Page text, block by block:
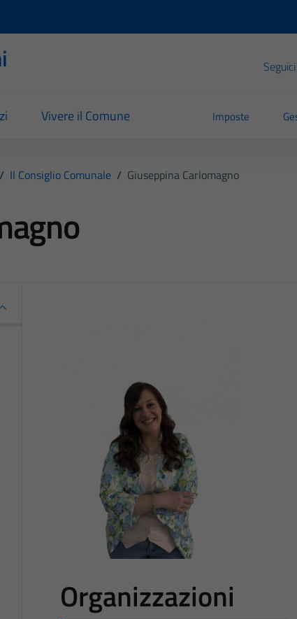
Vivere il Comune Imposte
/ Il Consiglio Comunale / Giuseppina Carlomagno
Organizzazioni